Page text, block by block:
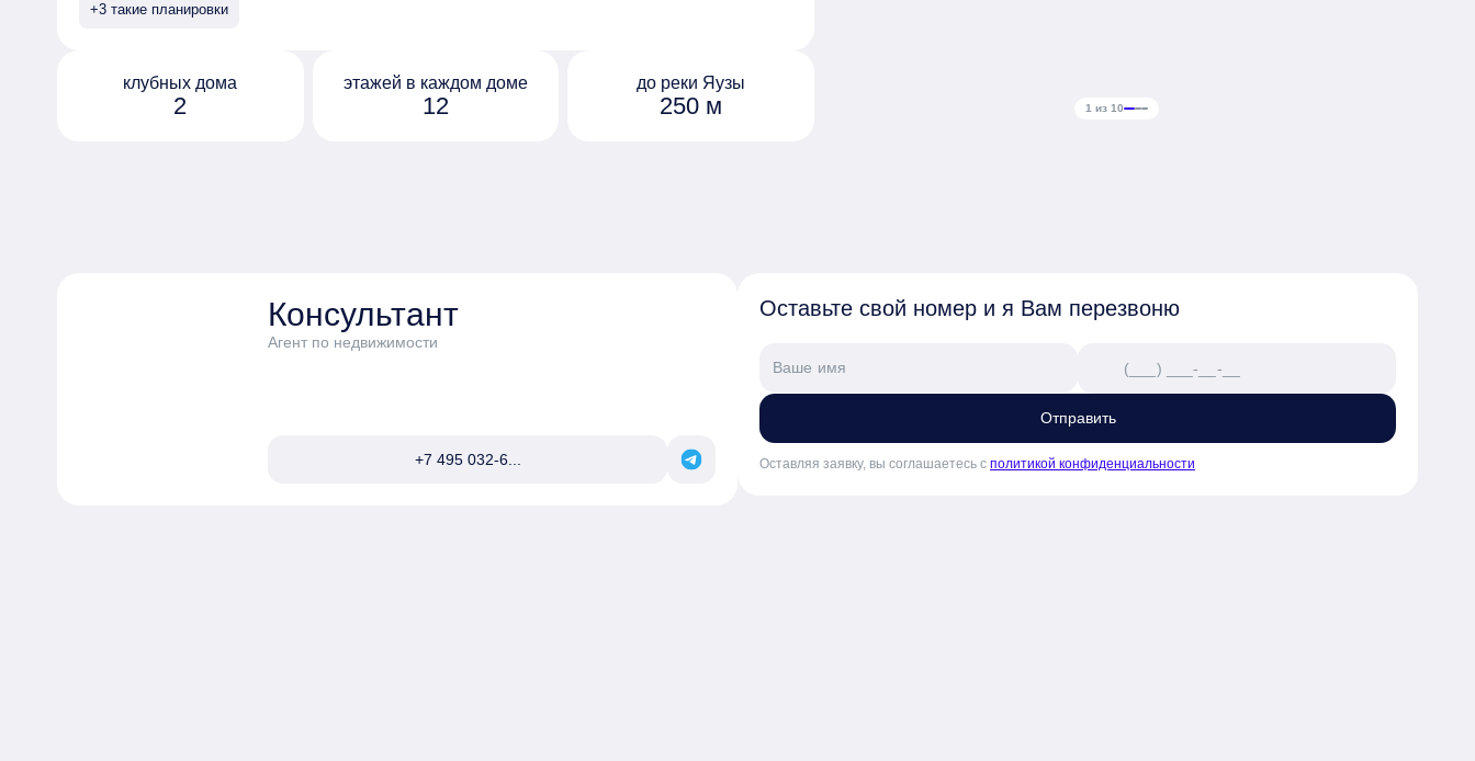
имеется переговорная комната с возможностью бронирования. В комплексе
24,8 м² до четырёхкомнатных квартир евроформата. В ряде двухкомнатных
квартир предусмотрены гардеробные. Среди редких форматов - квартиры с
террасами и лоджиями, с кухней-гостиной и спальней с рабочей зоной. Под
+3 такие планировки
2
клубных дома
12
этажей в каждом доме
250 м
до реки Яузы
1 из 10
Консультант
Агент по недвижимости
+7 495 032-6...
Оставьте свой номер и я Вам перезвоню
Отправить
Оставляя заявку, вы соглашаетесь с политикой конфиденциальности